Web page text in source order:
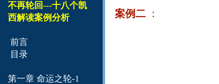
案例二 ：
不再轮回---十八个凯
西解读案例分析​
前言
目录
第一章 命运之轮-1